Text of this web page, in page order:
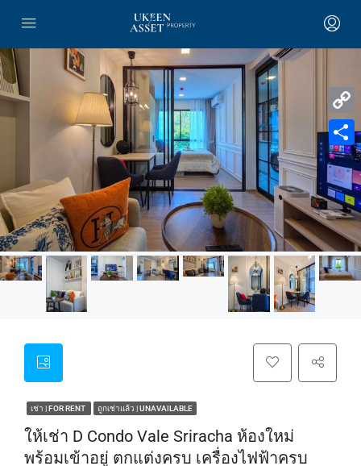
เช่า | FOR RENT ถูกเช่าแล้ว | UNAVAILABLE
ให้เช่า D Condo Vale Sriracha ห้องใหม่
พร้อมเข้าอยู่ ตกแต่งครบ เครื่องไฟฟ้าครบ
Copy
Link
Share